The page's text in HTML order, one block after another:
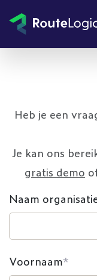
Heb je een
Je kan ons
gratis demo
Naam
Voornaam*